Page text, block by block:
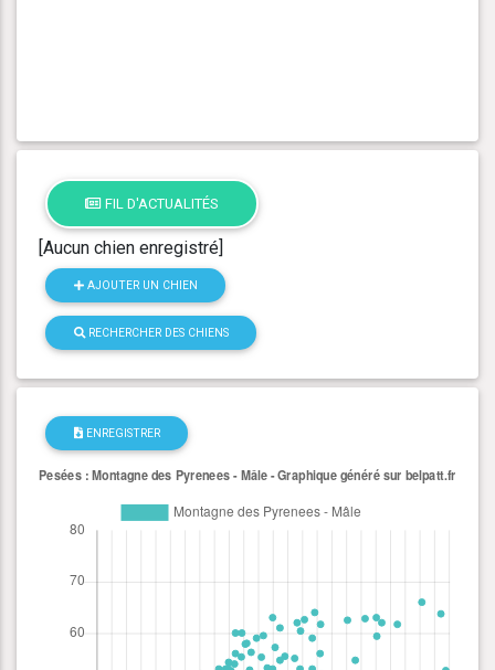
FIL D'ACTUALITÉS
[Aucun chien enregistré]
AJOUTER UN CHIEN
RECHERCHER DES CHIENS
ENREGISTRER